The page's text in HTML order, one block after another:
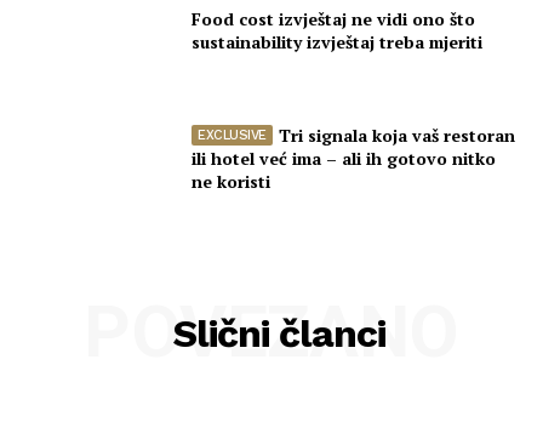
Food cost izvještaj ne vidi ono što
sustainability izvještaj treba mjeriti
Tri signala koja vaš restoran
ili hotel već ima – ali ih gotovo nitko
ne koristi
Slični članci
POVEZANO